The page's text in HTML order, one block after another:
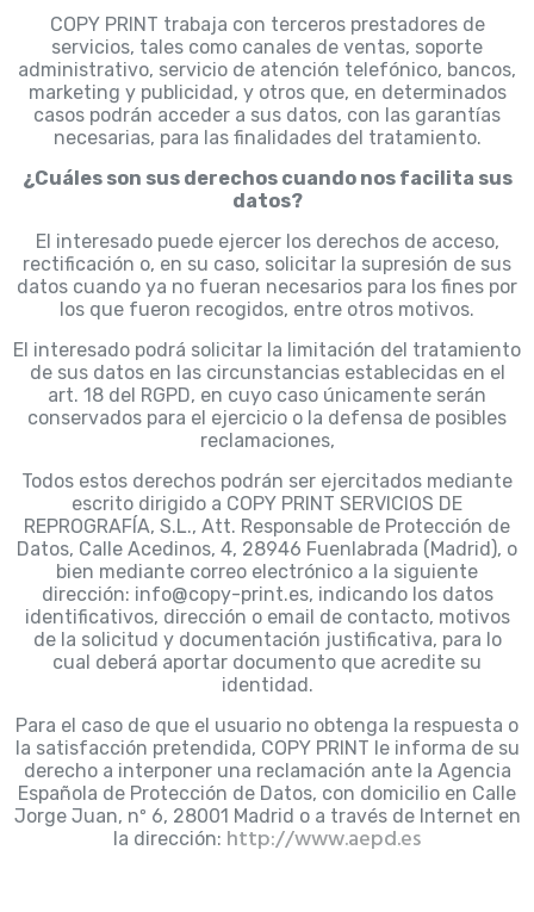
COPY PRINT trabaja con terceros prestadores de
servicios, tales como canales de ventas, soporte
administrativo, servicio de atención telefónico, bancos,
marketing y publicidad, y otros que, en determinados
casos podrán acceder a sus datos, con las garantías
necesarias, para las finalidades del tratamiento.
¿Cuáles son sus derechos cuando nos facilita sus
datos?
El interesado puede ejercer los derechos de acceso,
rectificación o, en su caso, solicitar la supresión de sus
datos cuando ya no fueran necesarios para los fines por
los que fueron recogidos, entre otros motivos.
El interesado podrá solicitar la limitación del tratamiento
de sus datos en las circunstancias establecidas en el
art. 18 del RGPD, en cuyo caso únicamente serán
conservados para el ejercicio o la defensa de posibles
reclamaciones,
Todos estos derechos podrán ser ejercitados mediante
escrito dirigido a COPY PRINT SERVICIOS DE
REPROGRAFÍA, S.L., Att. Responsable de Protección de
Datos, Calle Acedinos, 4, 28946 Fuenlabrada (Madrid), o
bien mediante correo electrónico a la siguiente
dirección: info@copy-print.es, indicando los datos
identificativos, dirección o email de contacto, motivos
de la solicitud y documentación justificativa, para lo
cual deberá aportar documento que acredite su
identidad.
Para el caso de que el usuario no obtenga la respuesta o
la satisfacción pretendida, COPY PRINT le informa de su
derecho a interponer una reclamación ante la Agencia
Española de Protección de Datos, con domicilio en Calle
Jorge Juan, nº 6, 28001 Madrid o a través de Internet en
la dirección: http://www.aepd.es